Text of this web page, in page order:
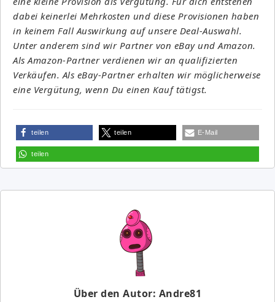
dabei keinerlei Mehrkosten und diese Provisionen haben
in keinem Fall Auswirkung auf unsere Deal-Auswahl.
Unter anderem sind wir Partner von eBay und Amazon.
Als Amazon-Partner verdienen wir an qualifizierten
Verkäufen. Als eBay-Partner erhalten wir möglicherweise
eine Vergütung, wenn Du einen Kauf tätigst.
teilen teilen E-Mail
teilen
Über den Autor: Andre81